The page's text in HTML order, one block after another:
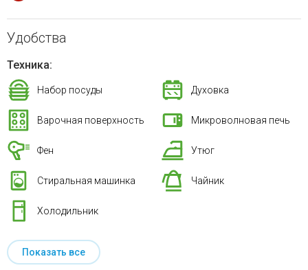
Удобства
Техника:
Набор посуды Духовка
Варочная поверхность Микроволновая печь
Фен Утюг
Стиральная машинка Чайник
Холодильник
Показать все